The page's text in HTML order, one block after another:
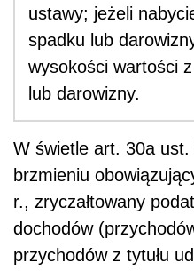
ustawy; jeżeli
spadku lub
wysokości wartości
lub darowizny.
W świetle art. 30a
brzmieniu
r., zryczałtowany
dochodów
przychodów z tytułu